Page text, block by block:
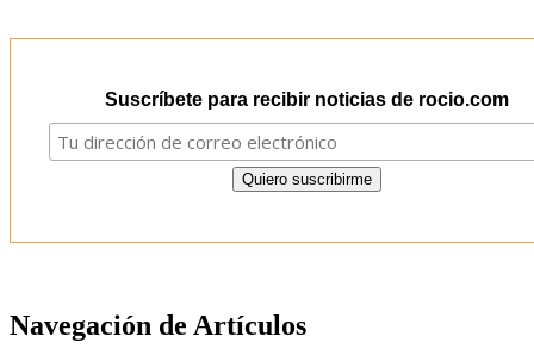
Suscríbete para recibir noticias de rocio.com
Navegación de Artículos